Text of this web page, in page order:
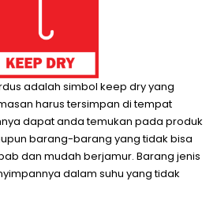
adalah simbol keep dry yang
harus tersimpan di tempat
dapat anda temukan pada produk
barang-barang yang tidak bisa
dan mudah berjamur. Barang jenis
dalam suhu yang tidak